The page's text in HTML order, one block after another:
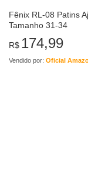
Fênix RL-08 Patins
Tamanho 31-34
R$ 174,99
Vendido por: Oficial